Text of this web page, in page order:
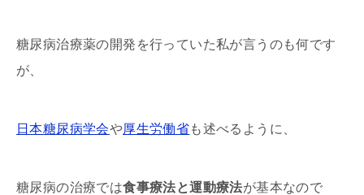
糖尿病治療薬の開発を行っていた私が言うのも何です
が、
日本糖尿病学会や厚生労働省も述べるように、
糖尿病の治療では食事療法と運動療法が基本なので